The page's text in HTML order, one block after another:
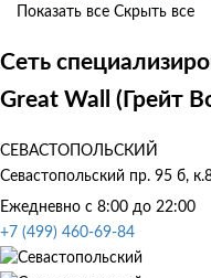
Показать все Скрыть все
Сеть
Great Wall (Грейт
СЕВАСТОПОЛЬСКИЙ
Севастопольский пр. 95 б,
Ежедневно с 8:00 до 22:00
+7 (499) 460-69-84